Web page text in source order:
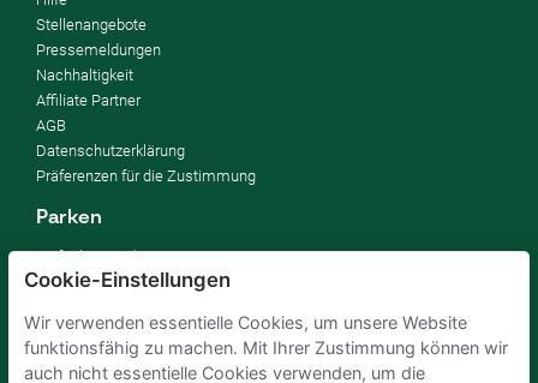
Cookie-Einstellungen
Wir verwenden essentielle Cookies, um unsere Website
funktionsfähig zu machen. Mit Ihrer Zustimmung können wir
auch nicht essentielle Cookies verwenden, um die
Stellenangebote
Pressemeldungen
Nachhaltigkeit
Affiliate Partner
AGB
Datenschutzerklärung
Präferenzen für die Zustimmung
Parken
So funktioniert's
FAQ
Vermieten
Parkplatz vermieten